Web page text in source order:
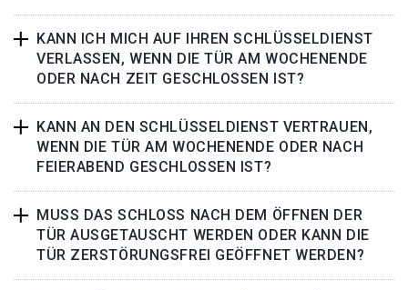
KANN ICH MICH AUF IHREN SCHLÜSSELDIENST
VERLASSEN, WENN DIE TÜR AM WOCHENENDE
ODER NACH ZEIT GESCHLOSSEN IST?
KANN AN DEN SCHLÜSSELDIENST VERTRAUEN,
WENN DIE TÜR AM WOCHENENDE ODER NACH
FEIERABEND GESCHLOSSEN IST?
MUSS DAS SCHLOSS NACH DEM ÖFFNEN DER
TÜR AUSGETAUSCHT WERDEN ODER KANN DIE
TÜR ZERSTÖRUNGSFREI GEÖFFNET WERDEN?